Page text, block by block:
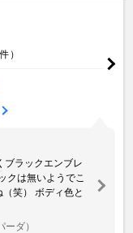
）
ブラックエンブレ
クは無いようでこ
笑） ボディ色と
ダ）